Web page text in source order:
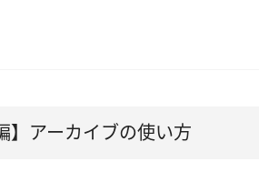
】アーカイブの使い方